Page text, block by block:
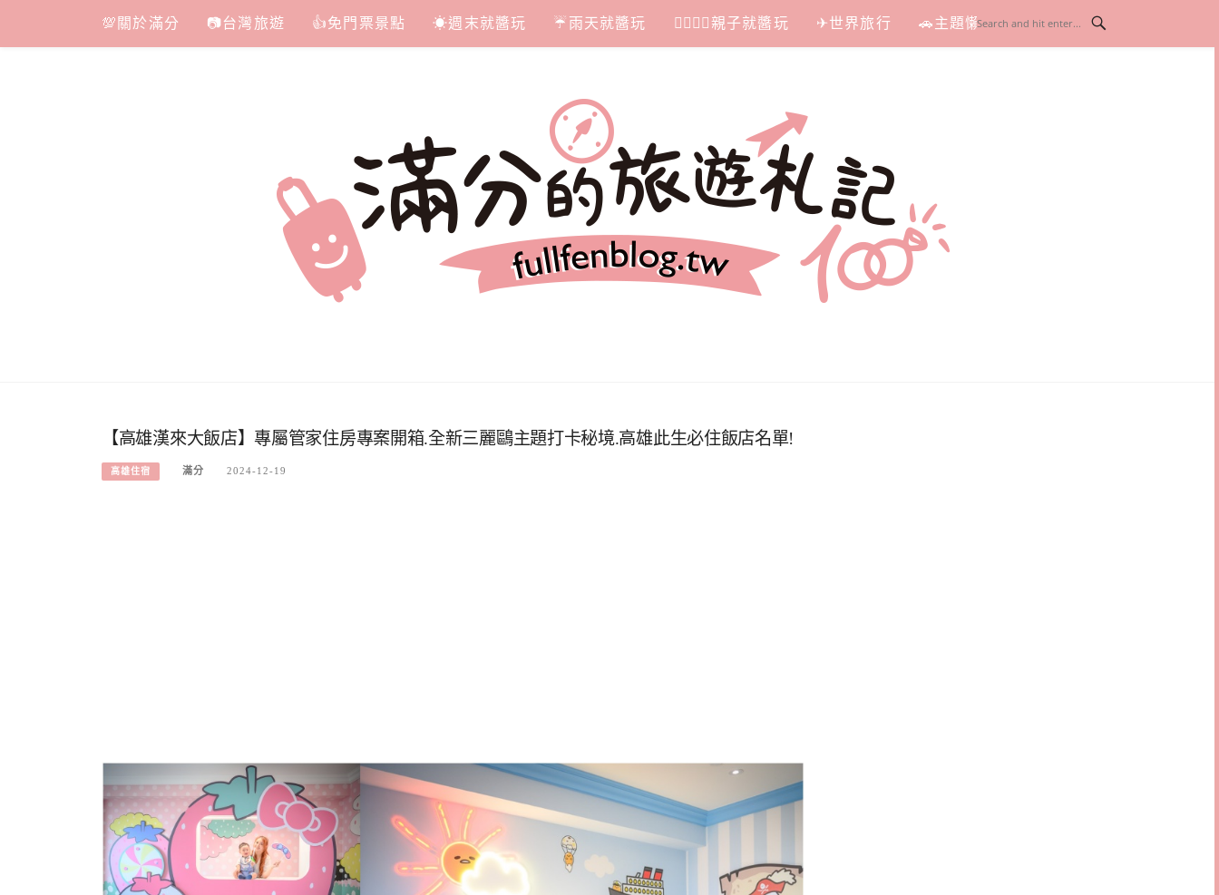
content
💯關於滿分 📷台灣旅遊 👍免門票景點 ☀週末就醬玩 ☔雨天就醬玩 👩‍❤‍💋‍👨親子就醬玩 ✈世界旅行 🚗主題懶人包
【高雄漢來大飯店】專屬管家住房專案開箱.全新三麗鷗主題打卡秘境.高雄此生必住飯店名單!
高雄住宿 滿分 2024-12-19